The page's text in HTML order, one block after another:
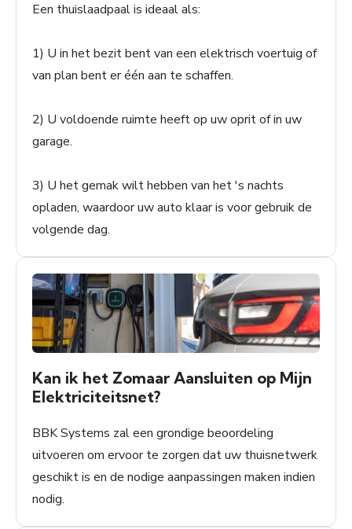
Een thuislaadpaal is ideaal als:
1) U in het bezit bent van een elektrisch voertuig of
van plan bent er één aan te schaffen.
2) U voldoende ruimte heeft op uw oprit of in uw
garage.
3) U het gemak wilt hebben van het 's nachts
opladen, waardoor uw auto klaar is voor gebruik de
volgende dag.
Kan ik het Zomaar Aansluiten op Mijn
Elektriciteitsnet?
BBK Systems zal een grondige beoordeling
uitvoeren om ervoor te zorgen dat uw thuisnetwerk
geschikt is en de nodige aanpassingen maken indien
nodig.